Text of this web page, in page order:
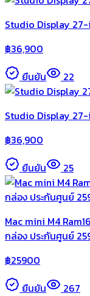
Studio Display
฿36,900
ยืนยัน
22
Studio Display 27-
฿36,900
ยืนยัน
25
Mac mini M4
กล่อง ประกันศูนย์
฿25900
ยืนยัน
267